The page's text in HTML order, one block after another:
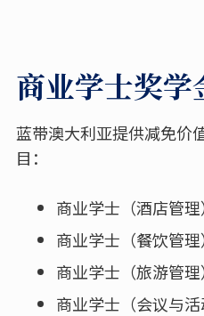
商业学士奖学
蓝带澳大利亚提供减免价
目：
商业学士（酒店管理
商业学士（餐饮管理
商业学士（旅游管理
商业学士（会议与活